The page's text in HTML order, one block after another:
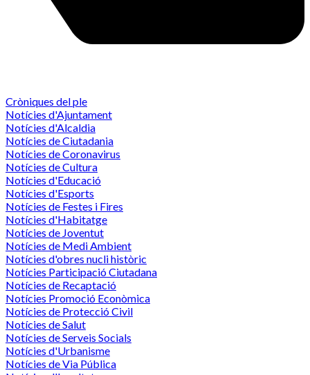
Cròniques del ple
Notícies d'Ajuntament
Notícies d'Alcaldia
Notícies de Ciutadania
Notícies de Coronavirus
Notícies de Cultura
Notícies d'Educació
Notícies d'Esports
Notícies de Festes i Fires
Notícies d'Habitatge
Notícies de Joventut
Notícies de Medi Ambient
Notícies d'obres nucli històric
Notícies Participació Ciutadana
Notícies de Recaptació
Notícies Promoció Econòmica
Notícies de Protecció Civil
Notícies de Salut
Notícies de Serveis Socials
Notícies d'Urbanisme
Notícies de Via Pública